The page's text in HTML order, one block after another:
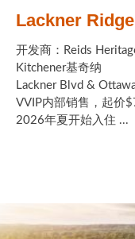
Lackner
开发商：Reids
Kitchener基奇纳
Lackner Blvd &
VVIP内部销售，起价
2026年夏开始入住 ...